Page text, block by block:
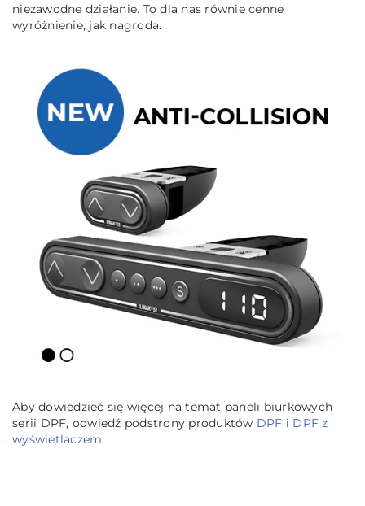
niezawodne działanie. To dla nas równie cenne
wyróżnienie, jak nagroda.
Aby dowiedzieć się więcej na temat paneli biurkowych
serii DPF, odwiedź podstrony produktów DPF i DPF z
wyświetlaczem.